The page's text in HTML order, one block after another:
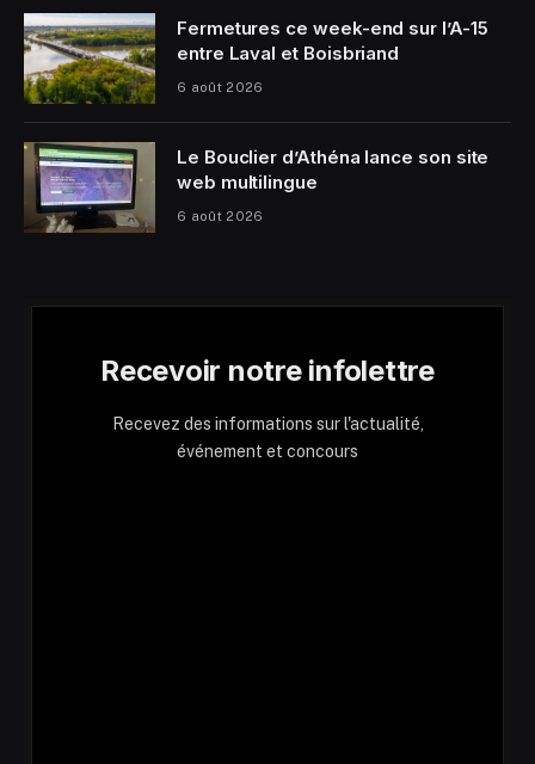
Fermetures ce week-end sur l’A-15
entre Laval et Boisbriand
6 août 2026
Le Bouclier d’Athéna lance son site
web multilingue
6 août 2026
Recevoir notre infolettre
Recevez des informations sur l'actualité,
événement et concours